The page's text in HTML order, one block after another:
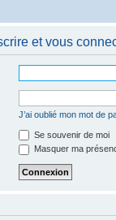
et vous
J’ai oublié mon mot de
Se souvenir de moi
Masquer ma